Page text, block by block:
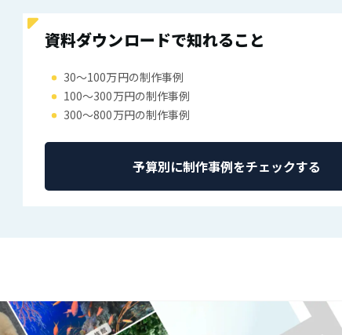
資料ダウンロードで知れること
30〜100万円の制作事例
100〜300万円の制作事例
300〜800万円の制作事例
予算別に制作事例をチェックする